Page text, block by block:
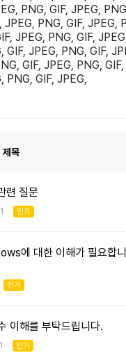
PNG, GIF, JPEG,
JPEG, PNG, GIF, JPEG,
JPEG, PNG, GIF,
GIF, JPEG, PNG, GIF,
GIF, JPEG, PNG,
PNG, GIF, JPEG,
제목
련 질문
1 인기
에 대한 이해가 필요합니
인기
해를 부탁드립니다.
1 인기